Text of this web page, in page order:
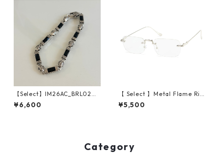
【Select】IM26AC_BRL020/
Monolith Bar Bracelet（Silv
er）
¥6,600
【 Select 】Metal Flame Ri
mless Squarer Sunglasses #
1 (Silver/Clear)
¥5,500
Category